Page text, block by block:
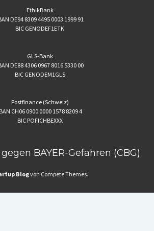
EthikBank
DE94 8309 4495 0003 1999 91
BIC GENODEF1ETK
GLS-Bank
DE88 4306 0967 8016 5330 00
BIC GENODEM1GLS
Postfinance (Schweiz)
CH06 0900 0000 1578 8209 4
BIC POFICHBEXXX
BAYER-Gefahren (CBG)
Blogvon Compete Themes.